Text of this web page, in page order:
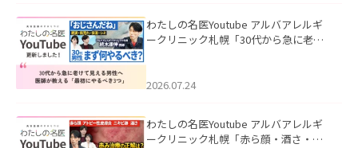
わたしの名医Youtube アルバアレルギ
ークリニック札幌「30代から急に老け
た。
2026.07.24
わたしの名医Youtube アルバアレルギ
ークリニック札幌「赤ら顔・酒さ・ニ